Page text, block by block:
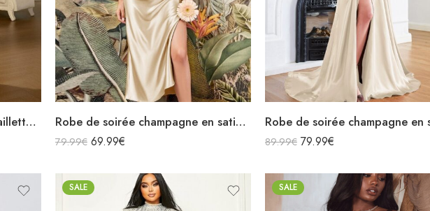
Robe de soirée argentée à paillettes asymétrique fendue avec traîne Robe de soirée champagne en satin col bénitier mi longue fendue à bretelles sans manches
79.99€ 69.99€ 89.99€ 79.99€
SALE SALE